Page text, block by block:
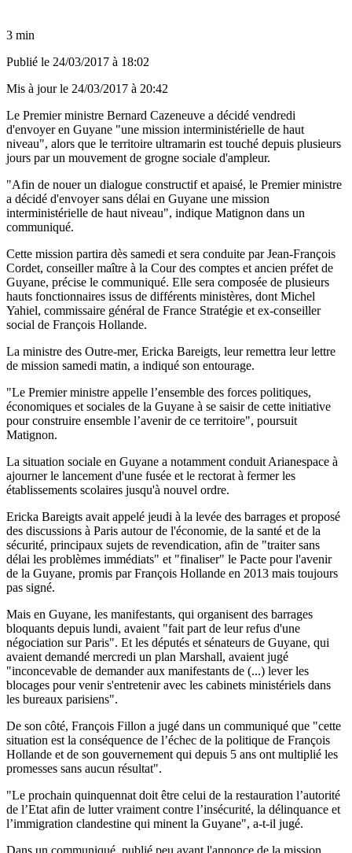
3 min
Publié le 24/03/2017 à 18:02
Mis à jour le 24/03/2017 à 20:42
Le Premier ministre Bernard Cazeneuve a décidé vendredi
d'envoyer en Guyane "une mission interministérielle de haut
niveau", alors que le territoire ultramarin est touché depuis plusieurs
jours par un mouvement de grogne sociale d'ampleur.
"Afin de nouer un dialogue constructif et apaisé, le Premier ministre
a décidé d'envoyer sans délai en Guyane une mission
interministérielle de haut niveau", indique Matignon dans un
communiqué.
Cette mission partira dès samedi et sera conduite par Jean-François
Cordet, conseiller maître à la Cour des comptes et ancien préfet de
Guyane, précise le communiqué. Elle sera composée de plusieurs
hauts fonctionnaires issus de différents ministères, dont Michel
Yahiel, commissaire général de France Stratégie et ex-conseiller
social de François Hollande.
La ministre des Outre-mer, Ericka Bareigts, leur remettra leur lettre
de mission samedi matin, a indiqué son entourage.
"Le Premier ministre appelle l’ensemble des forces politiques,
économiques et sociales de la Guyane à se saisir de cette initiative
pour construire ensemble l’avenir de ce territoire", poursuit
Matignon.
La situation sociale en Guyane a notamment conduit Arianespace à
ajourner le lancement d'une fusée et le rectorat à fermer les
établissements scolaires jusqu'à nouvel ordre.
Ericka Bareigts avait appelé jeudi à la levée des barrages et proposé
des discussions à Paris autour de l'économie, de la santé et de la
sécurité, principaux sujets de revendication, afin de "traiter sans
délai les problèmes immédiats" et "finaliser" le Pacte pour l'avenir
de la Guyane, promis par François Hollande en 2013 mais toujours
pas signé.
Mais en Guyane, les manifestants, qui organisent des barrages
bloquants depuis lundi, avaient "fait part de leur refus d'une
négociation sur Paris". Et les députés et sénateurs de Guyane, qui
avaient demandé mercredi un plan Marshall, avaient jugé
"inconcevable de demander aux manifestants de (...) lever les
blocages pour venir s'entretenir avec les cabinets ministériels dans
les bureaux parisiens".
De son côté, François Fillon a jugé dans un communiqué que "cette
situation est la conséquence de l’échec de la politique de François
Hollande et de son gouvernement qui depuis 5 ans ont multiplié les
promesses sans aucun résultat".
"Le prochain quinquennat doit être celui de la restauration l’autorité
de l’Etat afin de lutter vraiment contre l’insécurité, la délinquance et
l’immigration clandestine qui minent la Guyane", a-t-il jugé.
Dans un communiqué, publié peu avant l'annonce de la mission